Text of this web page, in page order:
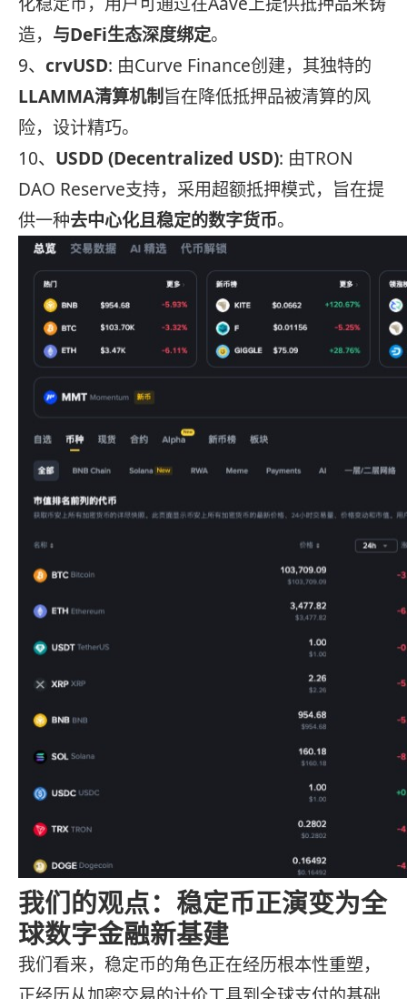
造， 与DeFi生态深度绑定。
9、 crvUSD: 由Curve Finance创建，其独特的
LLAMMA清算机制旨在降低抵押品被清算的风
险，设计精巧。
10、 USDD (Decentralized USD): 由TRON
DAO Reserve支持，采用超额抵押模式，旨在提
供一种去中心化且稳定的数字货币。
我们的观点：稳定币正演变为全
球数字金融新基建
我们看来，稳定币的角色正在经历根本性重塑，